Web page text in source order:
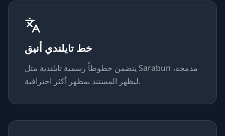
خط تايلندي أنيق
يتضمن خطوطاً رسمية تايلندية مثل Sarabun مدمجة،
ليظهر المستند بمظهر أكثر احترافية.